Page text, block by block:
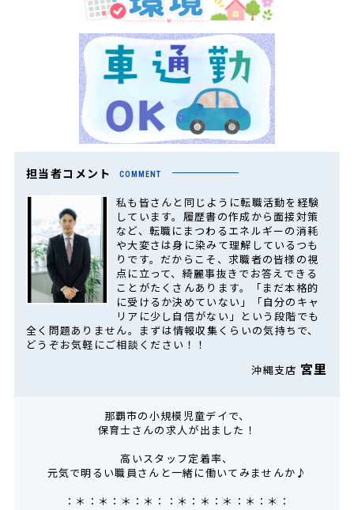
担当者コメント COMMENT
私も皆さんと同じように転職活動を経験
しています。履歴書の作成から面接対策
など、転職にまつわるエネルギーの消耗
や大変さは身に染みて理解しているつも
りです。だからこそ、求職者の皆様の視
点に立って、綺麗事抜きでお答えできる
ことがたくさんあります。「まだ本格的
に受けるか決めていない」「自分のキャ
リアに少し自信がない」という段階でも
全く問題ありません。まずは情報収集くらいの気持ちで、
どうぞお気軽にご相談ください！！
沖縄支店 宮里
那覇市の小規模児童デイで、
保育士さんの求人が出ました！
高いスタッフ定着率、
元気で明るい職員さんと一緒に働いてみませんか♪
：＊：＊：＊：＊：：＊：＊：＊：＊：＊：